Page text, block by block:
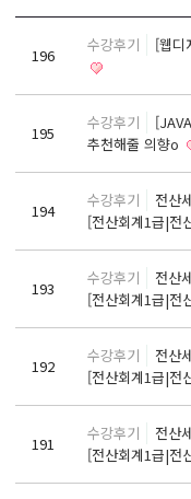
196
수강후기 [웹디
195
수강후기
추천해줄 의향o
194
수강후기
전산
[전산회계1급|전
193
수강후기
전산
[전산회계1급|전
192
수강후기
전산
[전산회계1급|전
191
수강후기
전산
[전산회계1급|전
실업자
BIM 건축설계 및 실내건축설계
반응형/웹퍼블리셔/프론트엔드
반응형/웹퍼블리셔/프론트엔드
자바(Java)기반 JSP/스프링 웹
디지털컨버전스 자바(JAVA)개
컴퓨터활용능력2급(필기+실기)
전기기능사(필기+실기) 자격증
직업상담사 2급 (필기+실기) 자
재직자/일반
포토샵 자격증 취득과정(GTQ1
일러스트 자격증 취득과정(GTQi